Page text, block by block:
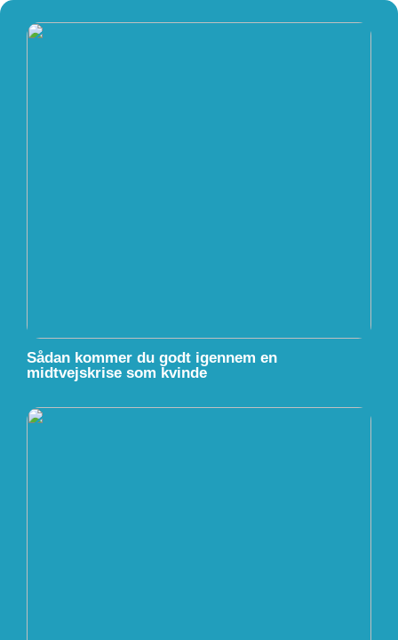
Sådan kommer du godt igennem en
midtvejskrise som kvinde